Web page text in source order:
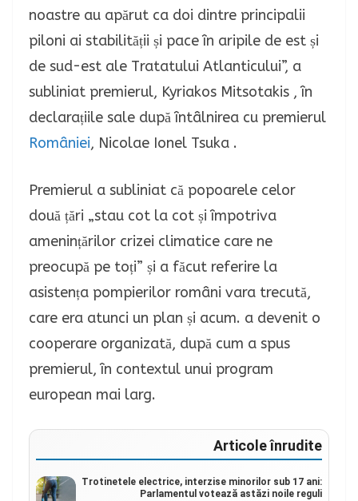
noastre au apărut ca doi dintre principalii
piloni ai stabilității și pace în aripile de est și
de sud-est ale Tratatului Atlanticului”, a
subliniat premierul, Kyriakos Mitsotakis , în
declarațiile sale după întâlnirea cu premierul
României, Nicolae Ionel Tsuka .
Premierul a subliniat că popoarele celor
două țări „stau cot la cot și împotriva
amenințărilor crizei climatice care ne
preocupă pe toți” și a făcut referire la
asistența pompierilor români vara trecută,
care era atunci un plan și acum. a devenit o
cooperare organizată, după cum a spus
premierul, în contextul unui program
european mai larg.
Articole înrudite
Trotinetele electrice, interzise minorilor sub 17 ani:
Parlamentul votează astăzi noile reguli